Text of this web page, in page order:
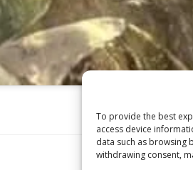
To provide the best
access device
data such as browsing
withdrawing consent,